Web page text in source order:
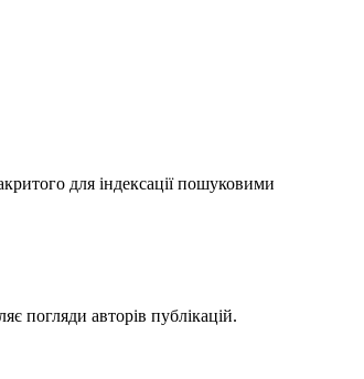
для індексації пошуковими
погляди авторів публікацій.